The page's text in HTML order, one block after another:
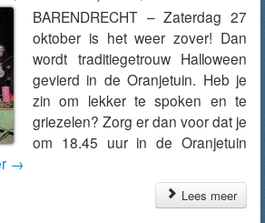
BARENDRECHT – Zaterdag 27
oktober is het weer zover! Dan
wordt traditiegetrouw Halloween
gevierd in de Oranjetuin. Heb je
zin om lekker te spoken en te
griezelen? Zorg er dan voor dat je
om 18.45 uur in de Oranjetuin
→
Lees meer